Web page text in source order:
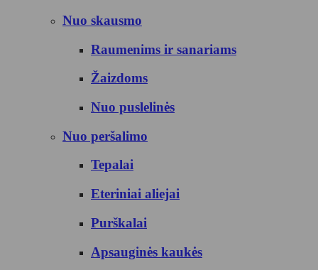
Nuo skausmo
Raumenims ir sanariams
Žaizdoms
Nuo puslelinės
Nuo peršalimo
Tepalai
Eteriniai aliejai
Purškalai
Apsauginės kaukės